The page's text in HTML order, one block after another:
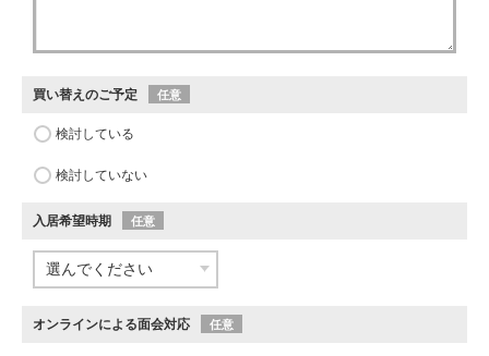
買い替えのご予定 任意
検討している
検討していない
入居希望時期 任意
オンラインによる面会対応 任意